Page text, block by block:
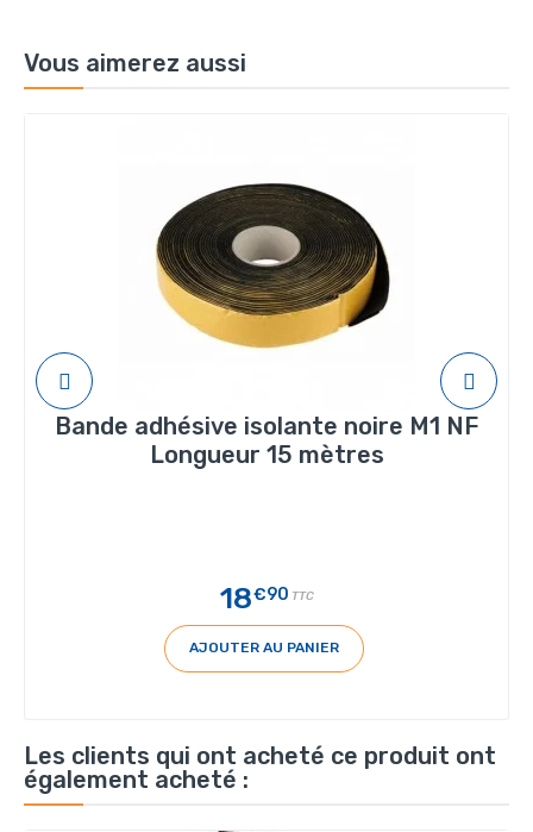
Vous aimerez aussi
Bande adhésive isolante noire M1 NF
Longueur 15 mètres
18€90 TTC
AJOUTER AU PANIER
Les clients qui ont acheté ce produit ont
également acheté :